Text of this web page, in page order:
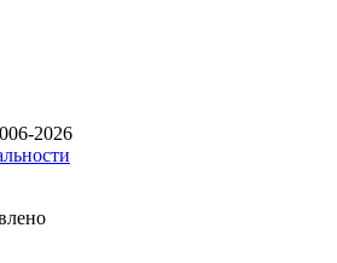
2026